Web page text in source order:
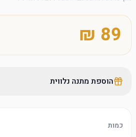
הוספת מתנה נלווית
כמות